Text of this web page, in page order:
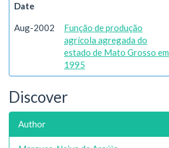
Date
Aug-2002
Função de produção
agrícola agregada do
estado de Mato Grosso em
1995
Discover
Author